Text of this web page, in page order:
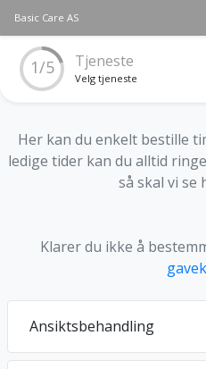
Basic Care AS
1/5 Tjeneste
Velg tjeneste
Her kan du enkelt bestille
ledige tider kan du alltid
så skal vi se
Klarer du ikke å
Ansiktsbehandling